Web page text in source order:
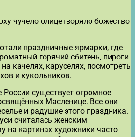
чучело олицетворяло божество
праздничные ярмарки, где
горячий сбитень, пироги
качелях, каруселях, посмотреть
и кукольников.
России существует огромное
Масленице. Все они
и радушие этого праздника.
считалась женским
на картинах художники часто